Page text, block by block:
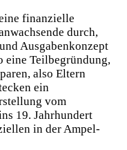
finanzielle
durch,
Ausgabenkonzept
eine Teilbegründung,
also Eltern
ein
vom
19. Jahrhundert
in der Ampel-